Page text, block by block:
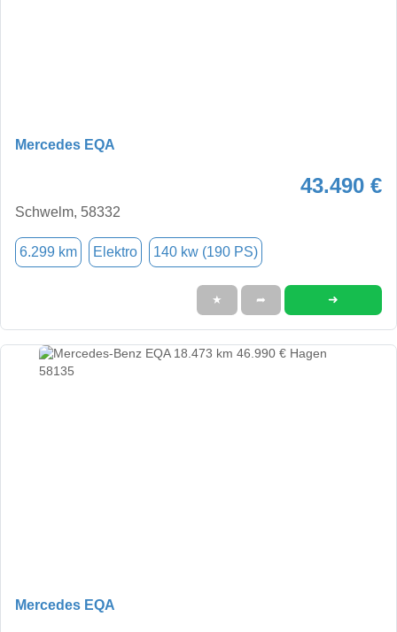
Mercedes EQA
43.490 €
Schwelm, 58332
6.299 km Elektro 140 kw (190 PS)
★ ➦ ➜
Mercedes EQA